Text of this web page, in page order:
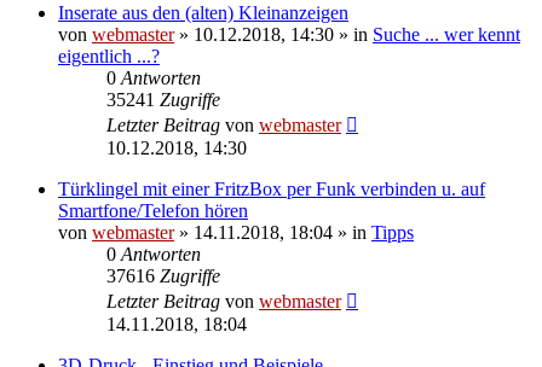
Inserate aus den (alten) Kleinanzeigen
von webmaster» 10.12.2018, 14:30 » in Suche ... wer kennt
eigentlich ...?
0 Antworten
35241 Zugriffe
Letzter Beitrag von webmaster
10.12.2018, 14:30
Türklingel mit einer FritzBox per Funk verbinden u. auf
Smartfone/Telefon hören
von webmaster» 14.11.2018, 18:04 » in Tipps
0 Antworten
37616 Zugriffe
Letzter Beitrag von webmaster
14.11.2018, 18:04